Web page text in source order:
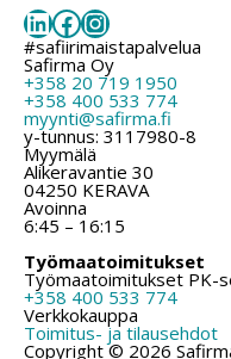
LinkedIn
Facebook
Instagram
#safiirimaistapalvelua
Safirma Oy
+358 20 719 1950
+358 400 533 774
myynti@safirma.fi
y-tunnus: 3117980-8
Myymälä
Alikeravantie 30
04250 KERAVA
Avoinna
6:45 – 16:15
Työmaatoimitukset
Työmaatoimitukset PK-
+358 400 533 774
Verkkokauppa
Toimitus- ja tilausehdot
Copyright © 2026